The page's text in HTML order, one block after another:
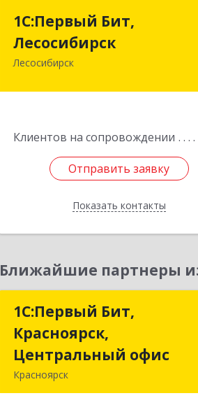
1С:Первый Бит,
Лесосибирск
Лесосибирск
Клиентов на сопровождении
Отправить заявку
Показать контакты
662544, Красноярский
Отправить заявку
Назад
Ближайшие партнеры
1С:Первый Бит,
Красноярск,
Центральный офис
Красноярск
1С:Первый
Центральный